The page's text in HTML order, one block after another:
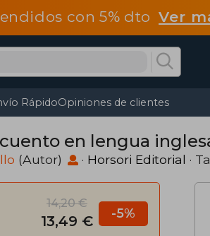
con 5% dtoVer
RápidoOpiniones de clientes
en lengua
(Autor) · Horsori Editorial ·
14,20 €
13,49 € -5%